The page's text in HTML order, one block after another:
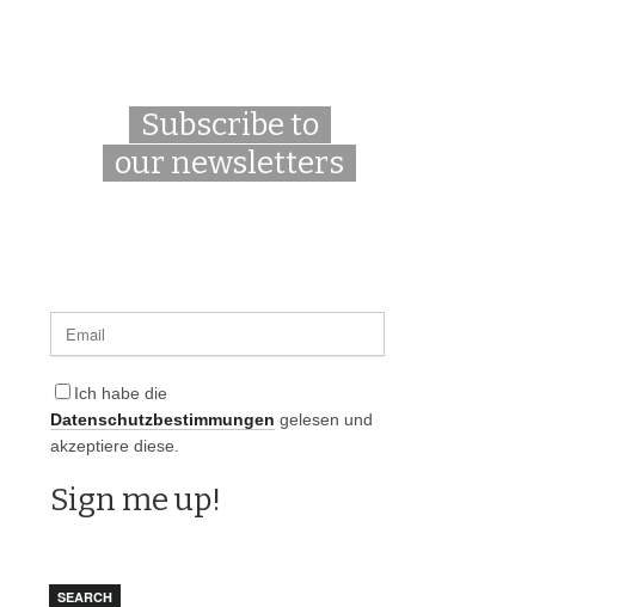
Subscribe to
our newsletters
Ich habe die
Datenschutzbestimmungen gelesen und
akzeptiere diese.
SEARCH